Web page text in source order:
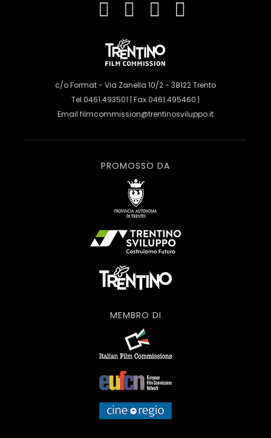
c/o Format - Via Zanella 10/2 - 38122 Trento
Tel 0461.493501 | Fax 0461.495460 |
Email filmcommission@trentinosviluppo.it
PROMOSSO DA
MEMBRO DI